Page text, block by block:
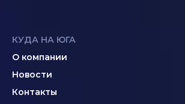
КУДА НА ЮГА
О компании
Новости
Контакты